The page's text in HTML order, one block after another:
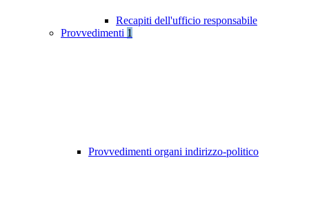
Recapiti dell'ufficio responsabile
Provvedimenti 1
Provvedimenti organi indirizzo-politico